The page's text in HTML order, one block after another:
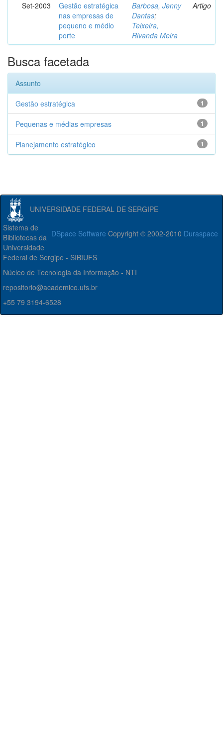
Set-2003
Gestão estratégica
nas empresas de
pequeno e médio
porte
Barbosa, Jenny
Dantas;
Teixeira,
Rivanda Meira
Artigo
Busca facetada
Assunto
1
Gestão estratégica
1
Pequenas e médias empresas
1
Planejamento estratégico
UNIVERSIDADE FEDERAL DE SERGIPE
DSpace Software Copyright © 2002-2010 Duraspace
Sistema de
Bibliotecas da
Universidade
Federal de Sergipe - SIBIUFS
Núcleo de Tecnologia da Informação - NTI
repositorio@academico.ufs.br
+55 79 3194-6528